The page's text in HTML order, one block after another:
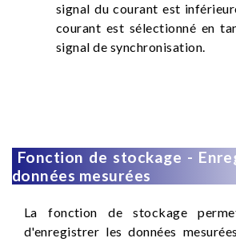
signal du courant est
courant est sélectionné en
signal de synchronisation.
Fonction de stockage -
données mesurées
La fonction de stockage
d'enregistrer les données